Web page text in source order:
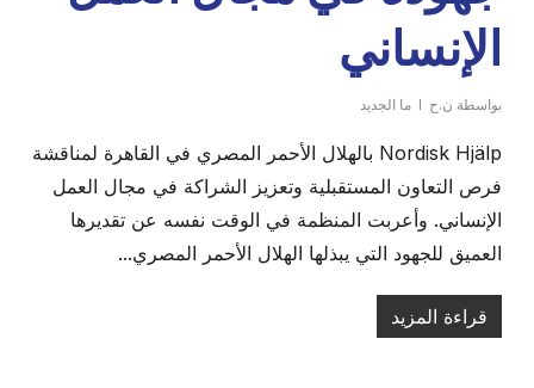
الإنساني
بواسطة ن.ح ما الجديد
Nordisk Hjälp بالهلال الأحمر المصري في القاهرة لمناقشة
فرص التعاون المستقبلية وتعزيز الشراكة في مجال العمل
الإنساني. وأعربت المنظمة في الوقت نفسه عن تقديرها
العميق للجهود التي يبذلها الهلال الأحمر المصري...
قراءة المزيد